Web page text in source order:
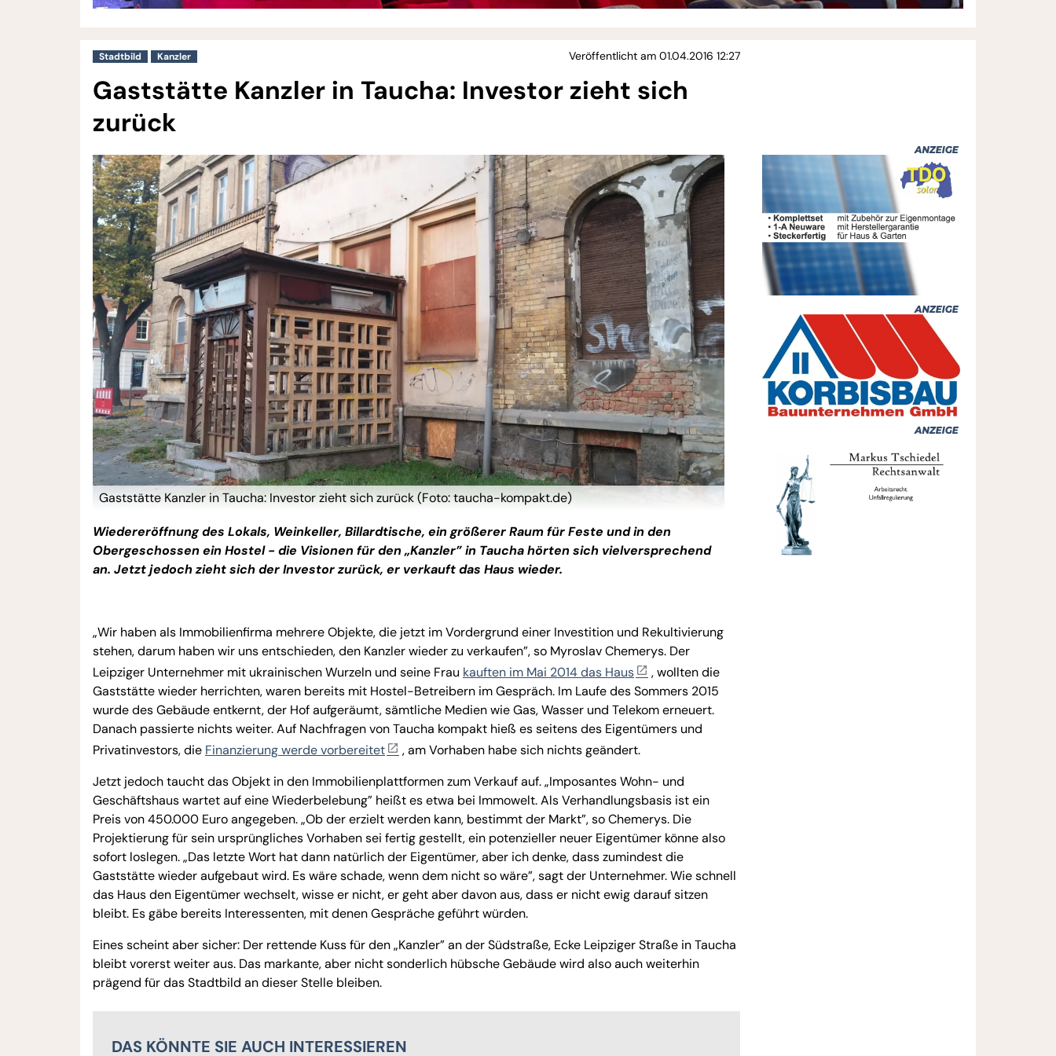
Stadtbild Kanzler Veröffentlicht am 01.04.2016 12:27
Gaststätte Kanzler in Taucha: Investor zieht sich
zurück
Gaststätte Kanzler in Taucha: Investor zieht sich zurück (Foto: taucha-kompakt.de)
Wiedereröffnung des Lokals, Weinkeller, Billardtische, ein größerer Raum für Feste und in den
Obergeschossen ein Hostel - die Visionen für den „Kanzler” in Taucha hörten sich vielversprechend
an. Jetzt jedoch zieht sich der Investor zurück, er verkauft das Haus wieder.
„Wir haben als Immobilienfirma mehrere Objekte, die jetzt im Vordergrund einer Investition und Rekultivierung
stehen, darum haben wir uns entschieden, den Kanzler wieder zu verkaufen”, so Myroslav Chemerys. Der
Leipziger Unternehmer mit ukrainischen Wurzeln und seine Frau kauften im Mai 2014 das Haus
, wollten die
Gaststätte wieder herrichten, waren bereits mit Hostel-Betreibern im Gespräch. Im Laufe des Sommers 2015
wurde des Gebäude entkernt, der Hof aufgeräumt, sämtliche Medien wie Gas, Wasser und Telekom erneuert.
Danach passierte nichts weiter. Auf Nachfragen von Taucha kompakt hieß es seitens des Eigentümers und
Privatinvestors, die Finanzierung werde vorbereitet
, am Vorhaben habe sich nichts geändert.
Jetzt jedoch taucht das Objekt in den Immobilienplattformen zum Verkauf auf. „Imposantes Wohn- und
Geschäftshaus wartet auf eine Wiederbelebung” heißt es etwa bei Immowelt. Als Verhandlungsbasis ist ein
Preis von 450.000 Euro angegeben. „Ob der erzielt werden kann, bestimmt der Markt”, so Chemerys. Die
Projektierung für sein ursprüngliches Vorhaben sei fertig gestellt, ein potenzieller neuer Eigentümer könne also
sofort loslegen. „Das letzte Wort hat dann natürlich der Eigentümer, aber ich denke, dass zumindest die
Gaststätte wieder aufgebaut wird. Es wäre schade, wenn dem nicht so wäre”, sagt der Unternehmer. Wie schnell
das Haus den Eigentümer wechselt, wisse er nicht, er geht aber davon aus, dass er nicht ewig darauf sitzen
bleibt. Es gäbe bereits Interessenten, mit denen Gespräche geführt würden.
Eines scheint aber sicher: Der rettende Kuss für den „Kanzler” an der Südstraße, Ecke Leipziger Straße in Taucha
bleibt vorerst weiter aus. Das markante, aber nicht sonderlich hübsche Gebäude wird also auch weiterhin
prägend für das Stadtbild an dieser Stelle bleiben.
DAS KÖNNTE SIE AUCH INTERESSIEREN